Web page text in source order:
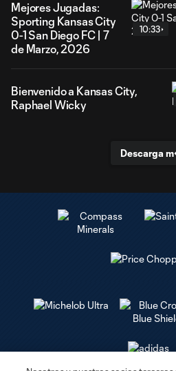
Mejores Jugadas:
Sporting Kansas City
0-1 San Diego FC | 7
de Marzo, 2026
10:33
Bienvenido a Kansas City,
Raphael Wicky
Descarga